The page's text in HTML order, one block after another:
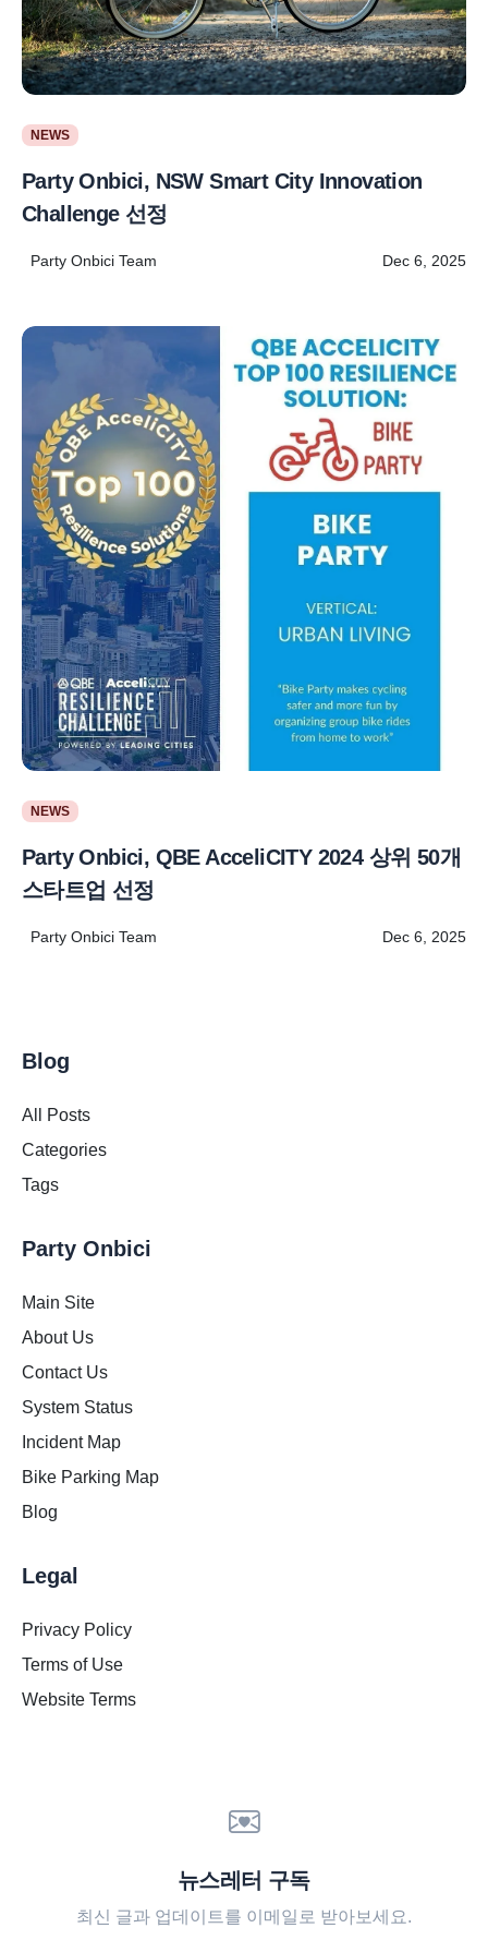
NEWS
Party Onbici, NSW Smart City Innovation
Challenge 선정
Party Onbici Team Dec 6, 2025
NEWS
Party Onbici, QBE AcceliCITY 2024 상위 50개
스타트업 선정
Party Onbici Team Dec 6, 2025
Blog
All Posts
Categories
Tags
Party Onbici
Main Site
About Us
Contact Us
System Status
Incident Map
Bike Parking Map
Blog
Legal
Privacy Policy
Terms of Use
Website Terms
뉴스레터 구독
최신 글과 업데이트를 이메일로 받아보세요.